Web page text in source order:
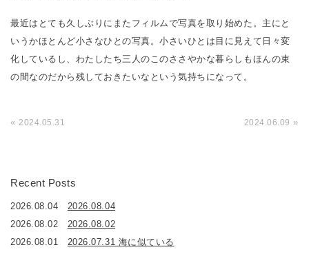
最近はとても久しぶりにまたフィルムで写真を取り始めた。主にと
いうかほとんど小さなひとの写真。小さいひとは目に見えて日々変
化しているし、わたしたち三人のこのささやかな暮らしもほんの束
の間なのだから残しておきたいなという気持ちになって。
«2024.05.31 2024.06.09 »
Recent Posts
2026.08.04
2026.08.04
2026.08.02
2026.08.02
2026.08.01
2026.07.31 海に似ている